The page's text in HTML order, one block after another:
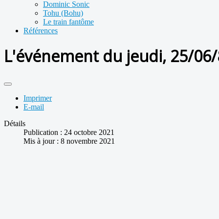
Dominic Sonic
Tohu (Bohu)
Le train fantôme
Références
L'événement du jeudi, 25/
Imprimer
E-mail
Détails
Publication : 24 octobre 2021
Mis à jour : 8 novembre 2021